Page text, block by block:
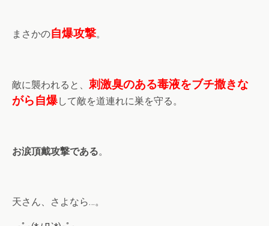
まさかの自爆攻撃。
敵に襲われると、 刺激臭のある毒液をブチ撒きな
がら自爆して敵を道連れに巣を守る。
お涙頂戴攻撃である。
天さん、さよなら…。